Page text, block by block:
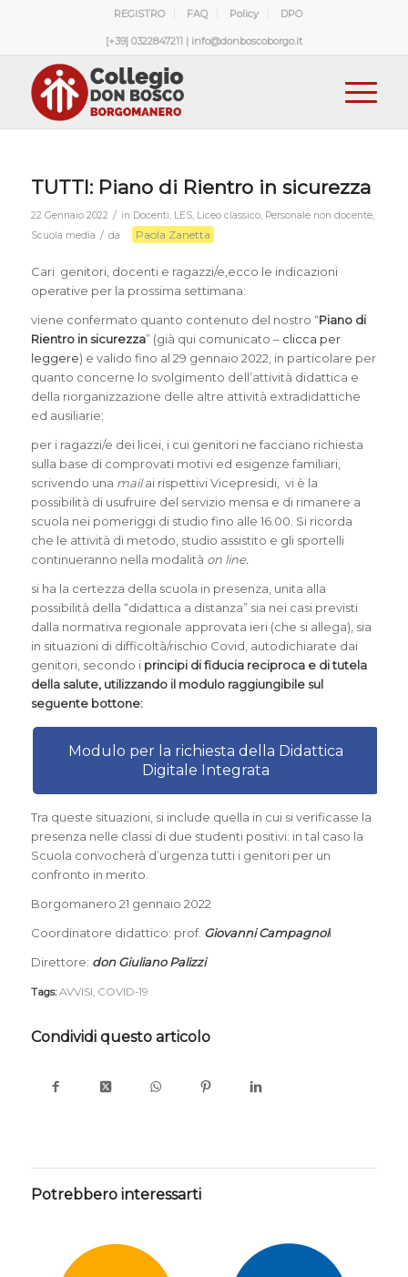
REGISTRO FAQ Policy DPO
[+39] 0322847211 | info@donboscoborgo.it
TUTTI: Piano di Rientro in sicurezza
22 Gennaio 2022 / in Docenti, LES, Liceo classico, Personale non docente,
Scuola media / da Paola Zanetta
Cari genitori, docenti e ragazzi/e,ecco le indicazioni
operative per la prossima settimana:
viene confermato quanto contenuto del nostro “Piano di
Rientro in sicurezza” (già qui comunicato – clicca per
leggere) e valido fino al 29 gennaio 2022, in particolare per
quanto concerne lo svolgimento dell’attività didattica e
della riorganizzazione delle altre attività extradidattiche
ed ausiliarie;
per i ragazzi/e dei licei, i cui genitori ne facciano richiesta
sulla base di comprovati motivi ed esigenze familiari,
scrivendo una mailai rispettivi Vicepresidi, vi è la
possibilità di usufruire del servizio mensa e di rimanere a
scuola nei pomeriggi di studio fino alle 16.00. Si ricorda
che le attività di metodo, studio assistito e gli sportelli
continueranno nella modalità on line.
si ha la certezza della scuola in presenza, unita alla
possibilità della “didattica a distanza” sia nei casi previsti
dalla normativa regionale approvata ieri (che si allega), sia
in situazioni di difficoltà/rischio Covid, autodichiarate dai
genitori, secondo i principi di fiducia reciproca e di tutela
della salute, utilizzando il modulo raggiungibile sul
seguente bottone:
Modulo per la richiesta della Didattica
Digitale Integrata
Tra queste situazioni, si include quella in cui si verificasse la
presenza nelle classi di due studenti positivi: in tal caso la
Scuola convocherà d’urgenza tutti i genitori per un
confronto in merito.
Borgomanero 21 gennaio 2022
Coordinatore didattico: prof. Giovanni Campagnoli
Direttore: don Giuliano Palizzi
Tags: AVVISI, COVID-19
Condividi questo articolo
Potrebbero interessarti